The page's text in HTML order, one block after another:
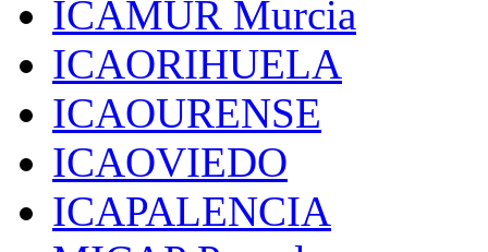
ICAMUR Murcia
ICAORIHUELA
ICAOURENSE
ICAOVIEDO
ICAPALENCIA